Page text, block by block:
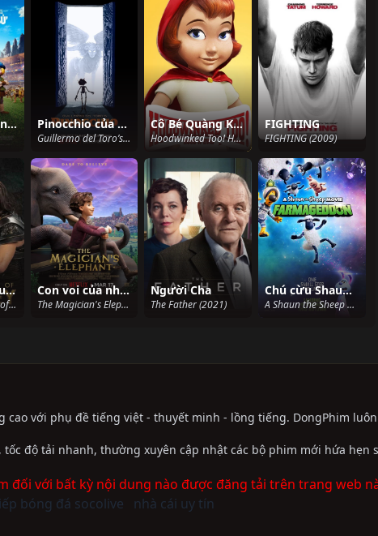
Ngôi Làng Tiền Sử Pinocchio của Guillermo del Toro
Guillermo del Toro’s Pinocchio (2022)
Cô Bé Quàng Khăn Đỏ
Hoodwinked Too! Hood VS. Evil (2011)
FIGHTING
FIGHTING (2009)
Tân truyền thuyết Hầu Vương (Phần 1)
The New Legends of Monkey (Season 1) (2018)
Con voi của nhà ảo thuật
The Magician's Elephant (2023)
Người Cha
The Father (2021)
Chú cừu Shaun: Người bạn ngoài hành tinh
A Shaun the Sheep Movie: Farmageddon (2019)
cao với phụ đề tiếng việt - thuyết minh - lồng tiếng. DongPhim
độ tải nhanh, thường xuyên cập nhật các bộ phim mới hứa
đối với bất kỳ nội dung nào được đăng tải trên trang web
bóng đá socolive nhà cái uy tín